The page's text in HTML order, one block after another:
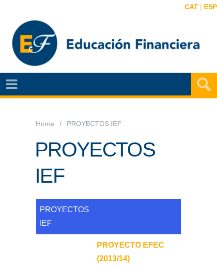
CAT | ESP
NOTÍCIAS
EF
MAPA
PUBLICACIONES
Home PROYECTOS IEF
PROYECTOS
IEF
PROYECTOS
IEF
PROYECTO EFEC
(2013/14)